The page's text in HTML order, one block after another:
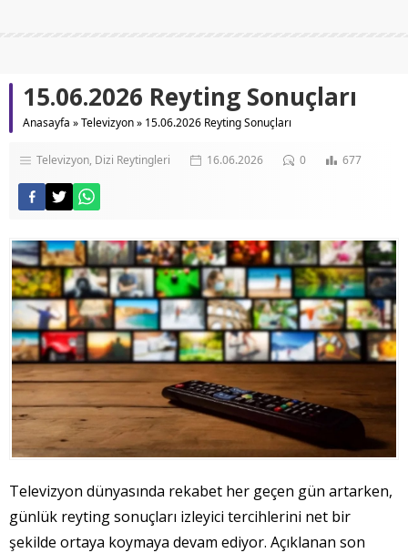
15.06.2026 Reyting Sonuçları
Anasayfa »Televizyon» 15.06.2026 Reyting Sonuçları
Televizyon Dizi Reytingleri 16.06.2026 0 677
Televizyon dünyasında rekabet her geçen gün artarken,
günlük reyting sonuçları izleyici tercihlerini net bir
şekilde ortaya koymaya devam ediyor. Açıklanan son